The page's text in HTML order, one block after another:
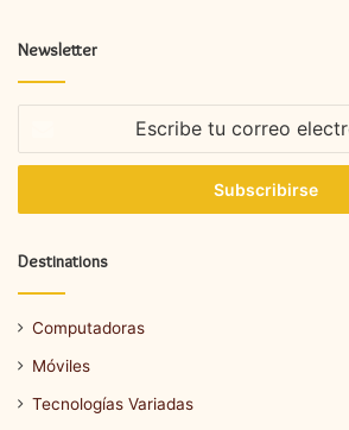
Newsletter
correo
Destinations
Computadoras
Móviles
Tecnologías Variadas